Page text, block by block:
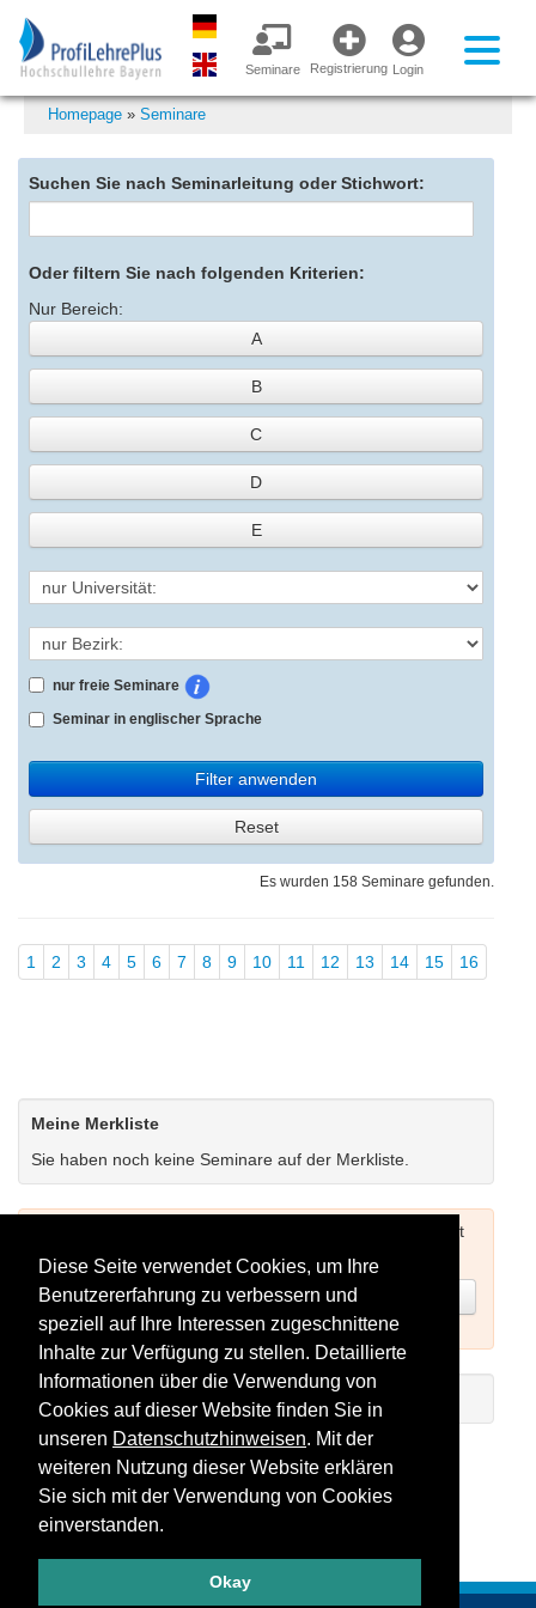
Diese Seite verwendet Cookies, um Ihre
Benutzererfahrung zu verbessern und
speziell auf Ihre Interessen zugeschnittene
Inhalte zur Verfügung zu stellen. Detaillierte
Informationen über die Verwendung von
Cookies auf dieser Website finden Sie in
unseren Datenschutzhinweisen. Mit der
weiteren Nutzung dieser Website erklären
Sie sich mit der Verwendung von Cookies
einverstanden.
Okay
Login
Registrierung
Seminare
Homepage » Seminare
Suchen Sie nach Seminarleitung oder Stichwort:
Oder filtern Sie nach folgenden Kriterien:
Nur Bereich:
A
B
C
D
E
nur freie Seminare
Seminar in englischer Sprache
Filter anwenden
Reset
Es wurden 158 Seminare gefunden.
1 2 3 4 5 6 7 8 9 10 11 12 13 14 15 16
Meine Merkliste
Sie haben noch keine Seminare auf der Merkliste.
Um Seminare buchen zu können müssen Sie sich zuerst
einloggen (siehe oben) oder neu registrieren.
Jetzt registrieren
Einführungs-Video zum Registrieren
Seminare als RSS-Feed abonnieren